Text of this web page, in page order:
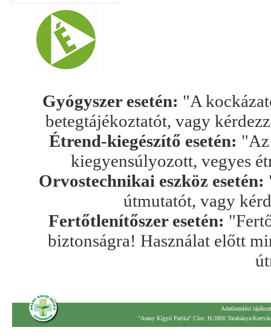
Gyógyszer esetén: "A
betegtájékoztatót, vagy
Étrend-kiegészítő esetén: "Az
kiegyensúlyozott, vegyes
Orvostechnikai eszköz esetén:
útmutatót, vagy
Fertőtlenítőszer esetén:
biztonságra! Használat előtt
Adatkezelési
"Arany Kígyó Patika" Cím: H-2800 Tatabánya-